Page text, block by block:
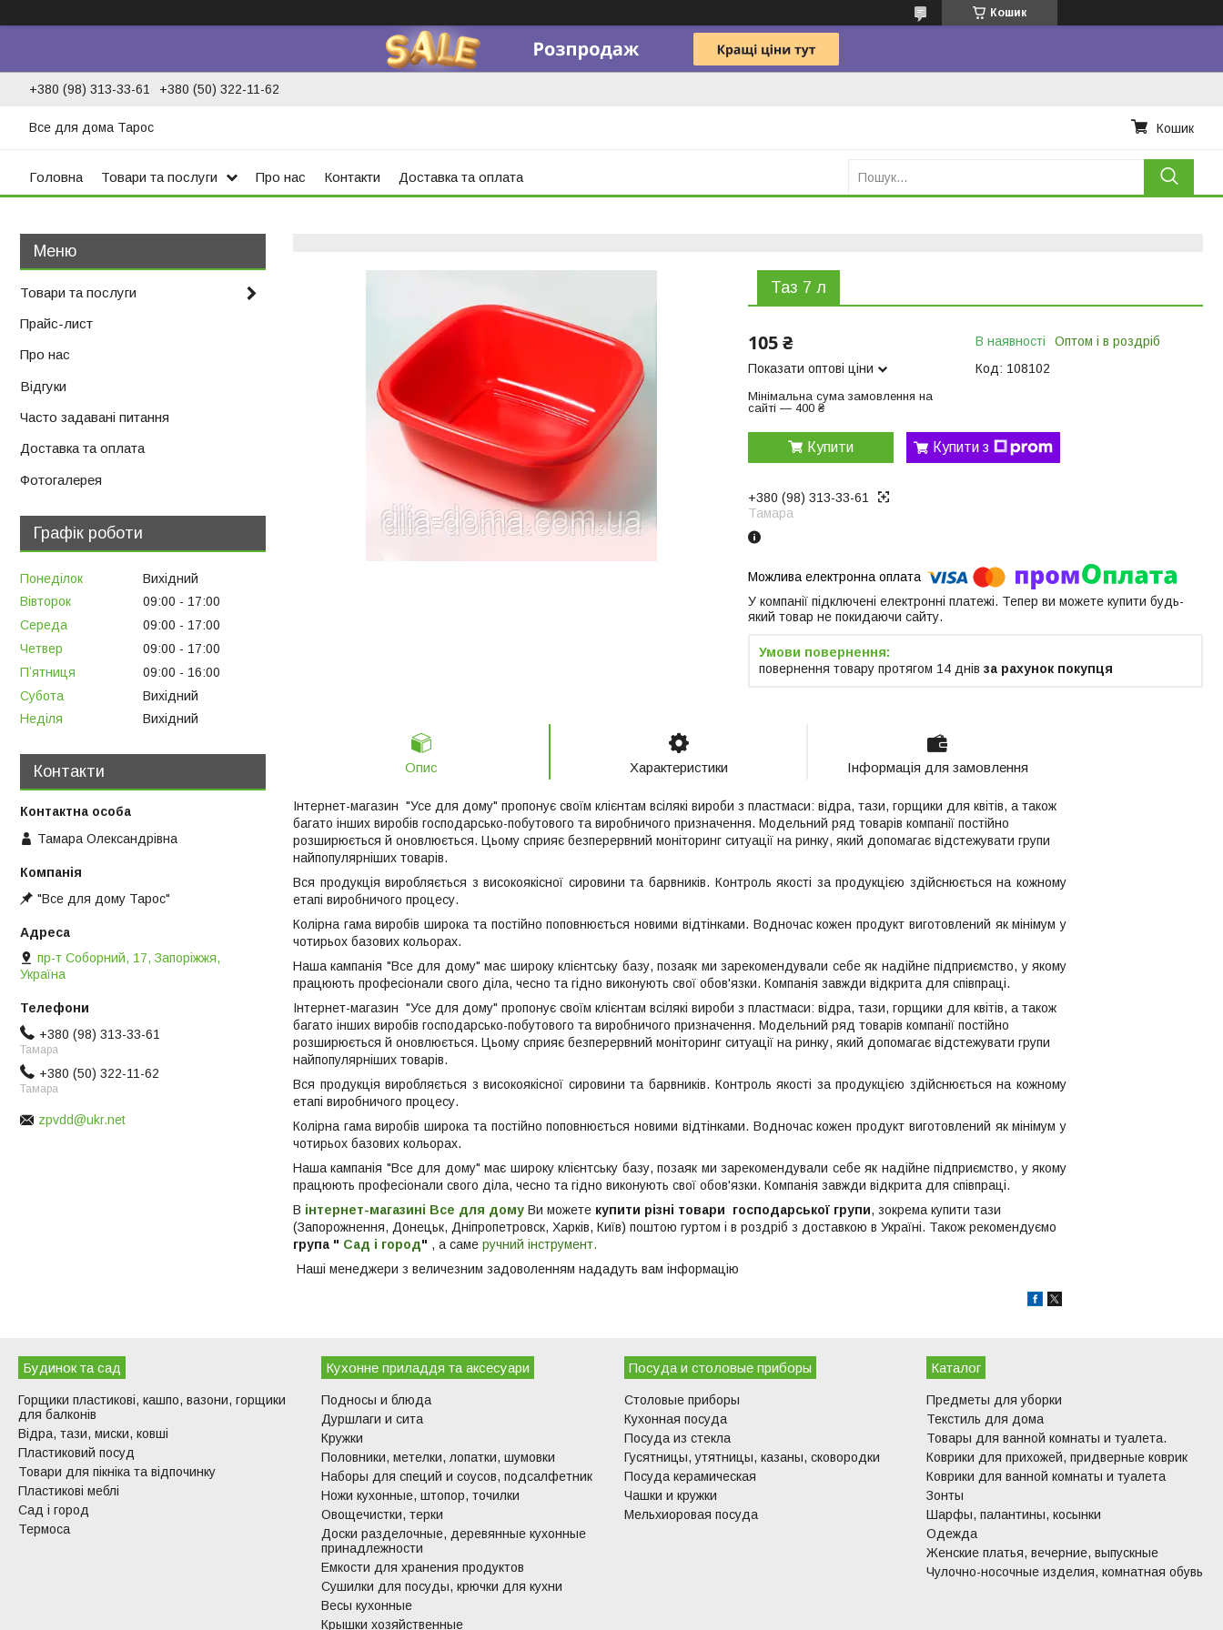
Кошик
+380 (98) 313-33-61 +380 (50) 322-11-62
Все для дома Тарос Кошик
Головна Товари та послуги Про нас Контакти Доставка та оплата
Таз 7 л
105 ₴
Показати оптові ціни
Мінімальна сума замовлення на
сайті — 400 ₴
В наявності
Оптом і в роздріб
Код: 108102
Купити Купити з
+380 (98) 313-33-61
Тамара
У компанії підключені електронні платежі. Тепер ви можете купити будь-
який товар не покидаючи сайту.
повернення товару протягом 14 днів за рахунок покупця
Опис Характеристики Інформація для замовлення
Інтернет-магазин "Усе для дому" пропонує своїм клієнтам всілякі вироби з пластмаси: відра, тази, горщики для квітів, а також
багато інших виробів господарсько-побутового та виробничого призначення. Модельний ряд товарів компанії постійно
розширюється й оновлюється. Цьому сприяє безперервний моніторинг ситуації на ринку, який допомагає відстежувати групи
найпопулярніших товарів.
Вся продукція виробляється з високоякісної сировини та барвників. Контроль якості за продукцією здійснюється на кожному
етапі виробничого процесу.
Колірна гама виробів широка та постійно поповнюється новими відтінками. Водночас кожен продукт виготовлений як мінімум у
чотирьох базових кольорах.
Наша кампанія "Все для дому" має широку клієнтську базу, позаяк ми зарекомендували себе як надійне підприємство, у якому
працюють професіонали свого діла, чесно та гідно виконують свої обов'язки. Компанія завжди відкрита для співпраці.
Інтернет-магазин "Усе для дому" пропонує своїм клієнтам всілякі вироби з пластмаси: відра, тази, горщики для квітів, а також
багато інших виробів господарсько-побутового та виробничого призначення. Модельний ряд товарів компанії постійно
розширюється й оновлюється. Цьому сприяє безперервний моніторинг ситуації на ринку, який допомагає відстежувати групи
найпопулярніших товарів.
Вся продукція виробляється з високоякісної сировини та барвників. Контроль якості за продукцією здійснюється на кожному
етапі виробничого процесу.
Колірна гама виробів широка та постійно поповнюється новими відтінками. Водночас кожен продукт виготовлений як мінімум у
чотирьох базових кольорах.
Наша кампанія "Все для дому" має широку клієнтську базу, позаяк ми зарекомендували себе як надійне підприємство, у якому
працюють професіонали свого діла, чесно та гідно виконують свої обов'язки. Компанія завжди відкрита для співпраці.
В інтернет-магазині Все для дому Ви можете купити різні товари господарської групи, зокрема купити тази
(Запорожнення, Донецьк, Дніпропетровск, Харків, Київ) поштою гуртом і в роздріб з доставкою в Україні. Також рекомендуємо
група " Сад і город" , а саме ручний інструмент.
Наші менеджери з величезним задоволенням нададуть вам інформацію
Товари та послуги
Прайс-лист
Про нас
Відгуки
Часто задавані питання
Доставка та оплата
Фотогалерея
Графік роботи
Понеділок
Вихідний
Вівторок
09:00
17:00
Середа
09:00
17:00
Четвер
09:00
17:00
Пʼятниця
09:00
16:00
Субота
Вихідний
Неділя
Вихідний
Контакти
Тамара Олександрівна
"Все для дому Тарос"
пр-т Соборний, 17, Запоріжжя,
Україна
+380 (98) 313-33-61
Тамара
+380 (50) 322-11-62
Тамара
zpvdd@ukr.net
Будинок та сад
Горщики пластикові, кашпо, вазони, горщики
для балконів
Відра, тази, миски, ковші
Пластиковий посуд
Товари для пікніка та відпочинку
Пластикові меблі
Сад і город
Термоса
Кухонне приладдя та аксесуари
Подносы и блюда
Дуршлаги и сита
Кружки
Половники, метелки, лопатки, шумовки
Наборы для специй и соусов, подсалфетник
Ножи кухонные, штопор, точилки
Овощечистки, терки
Доски разделочные, деревянные кухонные
принадлежности
Емкости для хранения продуктов
Сушилки для посуды, крючки для кухни
Весы кухонные
Крышки хозяйственные
Посуда и столовые приборы
Столовые приборы
Кухонная посуда
Посуда из стекла
Гусятницы, утятницы, казаны, сковородки
Посуда керамическая
Чашки и кружки
Мельхиоровая посуда
Каталог
Предметы для уборки
Текстиль для дома
Товары для ванной комнаты и туалета.
Коврики для прихожей, придверные коврик
Коврики для ванной комнаты и туалета
Зонты
Шарфы, палантины, косынки
Одежда
Женские платья, вечерние, выпускные
Чулочно-носочные изделия, комнатная обувь